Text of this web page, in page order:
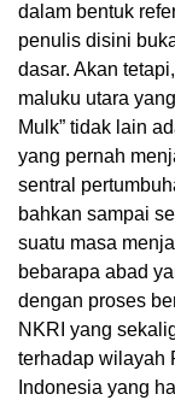
dalam bentuk
penulis disini
dasar. Akan
maluku utara
Mulk” tidak lain
yang pernah
sentral
bahkan sampai
suatu masa
bebarapa abad
dengan proses
NKRI yang
terhadap wilayah
Indonesia yang